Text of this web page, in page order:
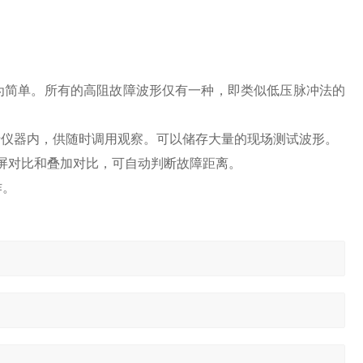
单。所有的高阻故障波形仅有一种，即类似低压脉冲法的
器内，供随时调用观察。可以储存大量的现场测试波形。
比和叠加对比，可自动判断故障距离。